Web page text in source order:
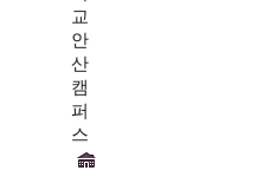
교
안
산
캠
퍼
스